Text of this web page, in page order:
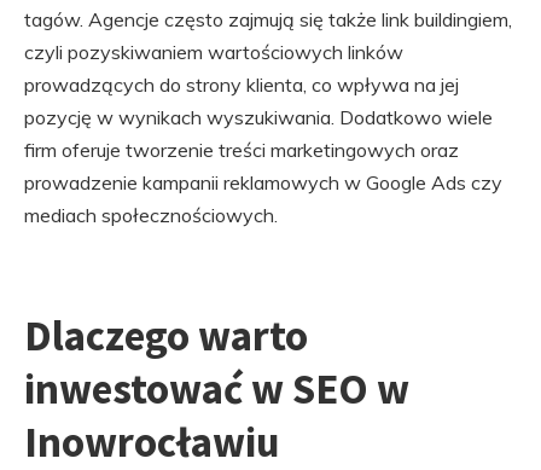
tagów. Agencje często zajmują się także link buildingiem,
czyli pozyskiwaniem wartościowych linków
prowadzących do strony klienta, co wpływa na jej
pozycję w wynikach wyszukiwania. Dodatkowo wiele
firm oferuje tworzenie treści marketingowych oraz
prowadzenie kampanii reklamowych w Google Ads czy
mediach społecznościowych.
Dlaczego warto
inwestować w SEO w
Inowrocławiu